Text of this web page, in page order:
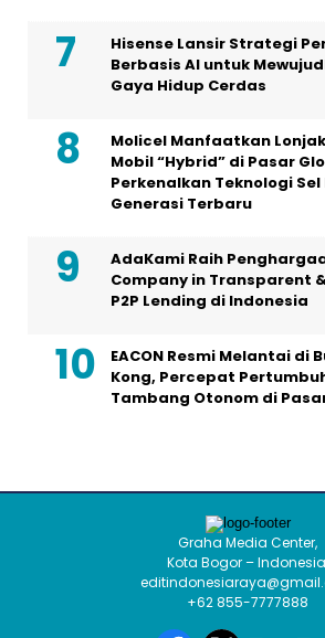
Hisense Lansir Strategi
Berbasis AI untuk
Gaya Hidup Cerdas
Molicel Manfaatkan
Mobil “Hybrid” di Pasar
Perkenalkan Teknologi
Generasi Terbaru
AdaKami Raih
Company in Transparent
P2P Lending di Indonesia
EACON Resmi Melantai di
Kong, Percepat
Tambang Otonom di
Graha Media Center,
Kota Bogor –
+62 855-7777888